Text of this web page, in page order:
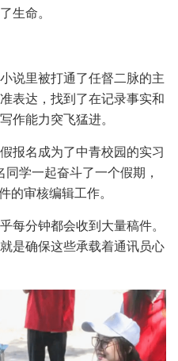
生命。
说里被打通了任督二脉的主
表达，找到了在记录事实和
作能力突飞猛进。
报名成为了中青校园的实习
同学一起奋斗了一个假期，
的审核编辑工作。
每分钟都会收到大量稿件。
是确保这些承载着通讯员心